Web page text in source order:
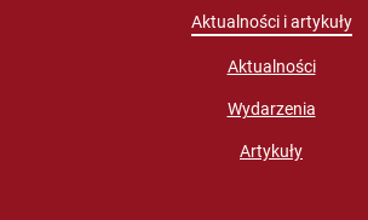
Aktualności i artykuły
Aktualności
Wydarzenia
Artykuły